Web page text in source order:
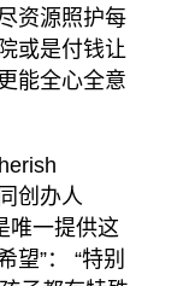
资源照护每
或是付钱让
能全心全意
创办人
唯一提供这
”： “特别